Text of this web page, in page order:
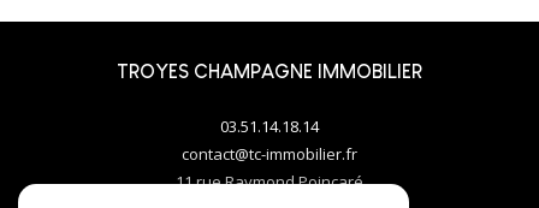
TROYES CHAMPAGNE IMMOBILIER
03.51.14.18.14
contact@tc-immobilier.fr
11 rue Raymond Poincaré